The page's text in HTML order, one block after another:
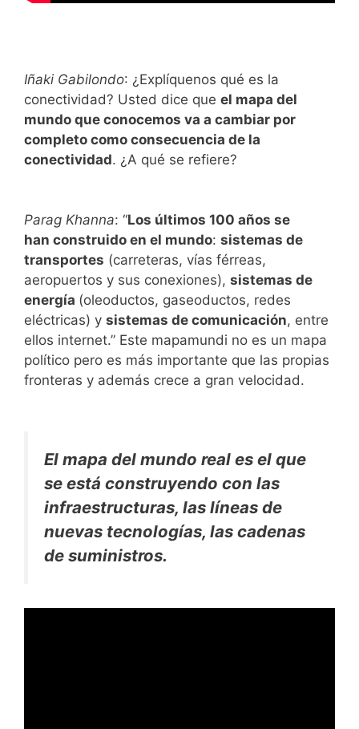
Iñaki Gabilondo: ¿Explíquenos qué es la
conectividad? Usted dice que el mapa del
mundo que conocemos va a cambiar por
completo como consecuencia de la
conectividad. ¿A qué se refiere?
Parag Khanna: “Los últimos 100 años se
han construido en el mundo: sistemas de
transportes (carreteras, vías férreas,
aeropuertos y sus conexiones), sistemas de
energía (oleoductos, gaseoductos, redes
eléctricas) y sistemas de comunicación, entre
ellos internet.” Este mapamundi no es un mapa
político pero es más importante que las propias
fronteras y además crece a gran velocidad.
El mapa del mundo real es el que
se está construyendo con las
infraestructuras, las líneas de
nuevas tecnologías, las cadenas
de suministros.